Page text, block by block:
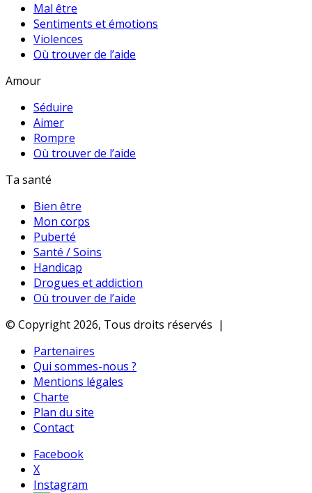
Mal être
Sentiments et émotions
Violences
Où trouver de l’aide
Amour
Séduire
Aimer
Rompre
Où trouver de l’aide
Ta santé
Bien être
Mon corps
Puberté
Santé / Soins
Handicap
Drogues et addiction
Où trouver de l’aide
© Copyright 2026, Tous droits réservés |
Partenaires
Qui sommes-nous ?
Mentions légales
Charte
Plan du site
Contact
Facebook
X
Instagram